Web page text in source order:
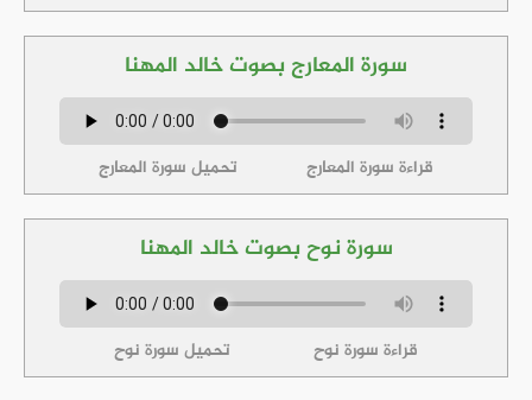
سورة المعارج بصوت خالد المهنا
قراءة سورة المعارج تحميل سورة المعارج
سورة نوح بصوت خالد المهنا
قراءة سورة نوح تحميل سورة نوح